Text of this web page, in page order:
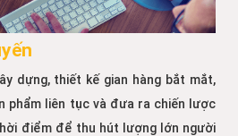
dựng, thiết kế gian hàng bắt mắt,
phẩm liên tục và đưa ra chiến lược
điểm để thu hút lượng lớn người